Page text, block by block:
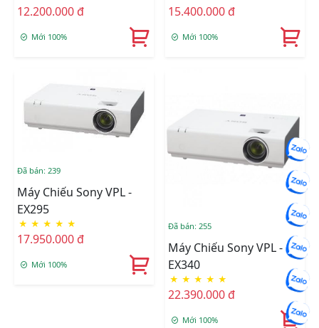
12.200.000 đ
Mới 100%
15.400.000 đ
Mới 100%
Đã bán: 239
Máy Chiếu Sony VPL -
EX295
★ ★ ★ ★ ★
17.950.000 đ
Mới 100%
Đã bán: 255
Máy Chiếu Sony VPL -
EX340
★ ★ ★ ★ ★
22.390.000 đ
Mới 100%